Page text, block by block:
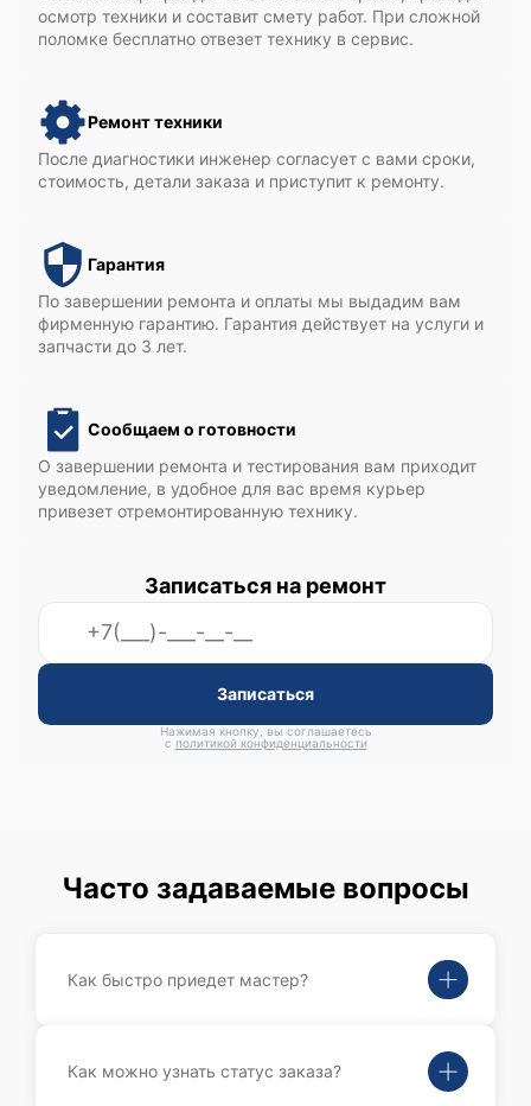
осмотр техники и составит смету работ. При сложной
поломке бесплатно отвезет технику в сервис.
Ремонт техники
После диагностики инженер согласует с вами сроки,
стоимость, детали заказа и приступит к ремонту.
Гарантия
По завершении ремонта и оплаты мы выдадим вам
фирменную гарантию. Гарантия действует на услуги и
запчасти до 3 лет.
Сообщаем о готовности
О завершении ремонта и тестирования вам приходит
уведомление, в удобное для вас время курьер
привезет отремонтированную технику.
Записаться на ремонт
Записаться
Нажимая кнопку, вы соглашаетесь
с политикой конфиденциальности
Часто задаваемые вопросы
Как быстро приедет мастер?
Как можно узнать статус заказа?